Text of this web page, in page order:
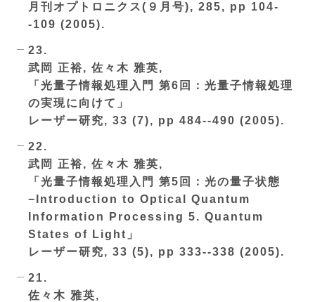
月刊オプトロニクス(９月号), 285, pp 104-
-109 (2005).
23.
武岡 正裕, 佐々木 雅英,
「光量子情報処理入門 第6回：光量子情報処理
の実現に向けて」
レーザー研究, 33 (7), pp 484--490 (2005).
22.
武岡 正裕, 佐々木 雅英,
「光量子情報処理入門 第5回：光の量子状態
−Introduction to Optical Quantum
Information Processing 5. Quantum
States of Light」
レーザー研究, 33 (5), pp 333--338 (2005).
21.
佐々木 雅英,